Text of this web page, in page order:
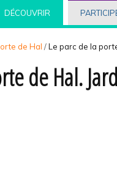
DÉCOUVRIR
de Hal /Le parc de la
de Hal.